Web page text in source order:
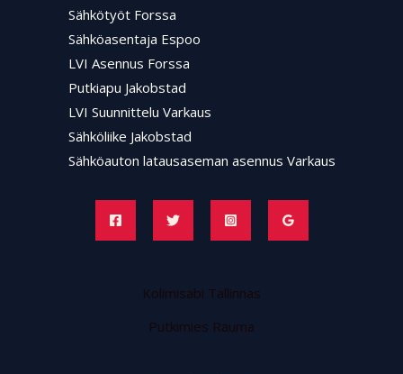
Sähkötyöt Forssa
Sähköasentaja Espoo
LVI Asennus Forssa
Putkiapu Jakobstad
LVI Suunnittelu Varkaus
Sähköliike Jakobstad
Sähköauton latausaseman asennus Varkaus
Kolimisabi Tallinnas
Putkimies Rauma